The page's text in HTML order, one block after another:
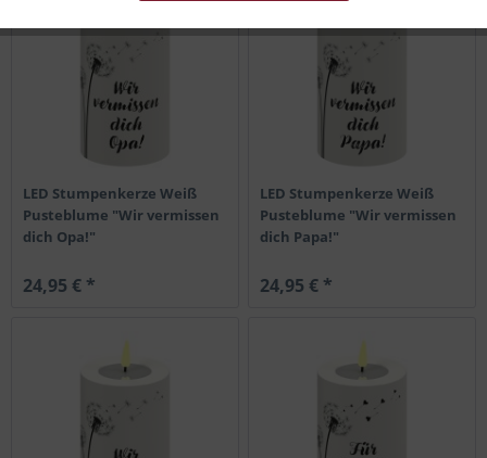
LED Stumpenkerze Weiß
Pusteblume "Wir vermissen
dich Opa!"
24,95 € *
LED Stumpenkerze Weiß
Pusteblume "Wir vermissen
dich Papa!"
24,95 € *